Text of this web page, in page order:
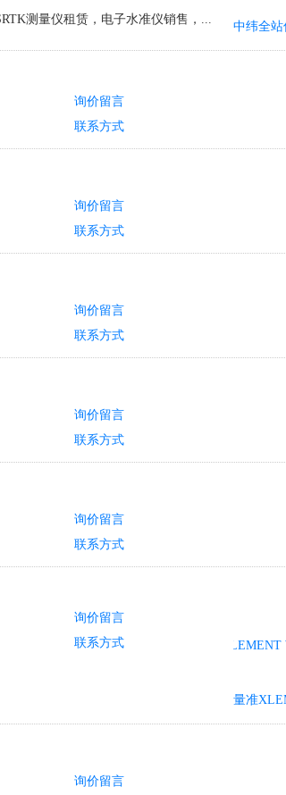
测量仪租赁，电子水准仪销售，...
询价留言
联系方式
询价留言
联系方式
询价留言
联系方式
询价留言
联系方式
询价留言
联系方式
询价留言
联系方式
询价留言